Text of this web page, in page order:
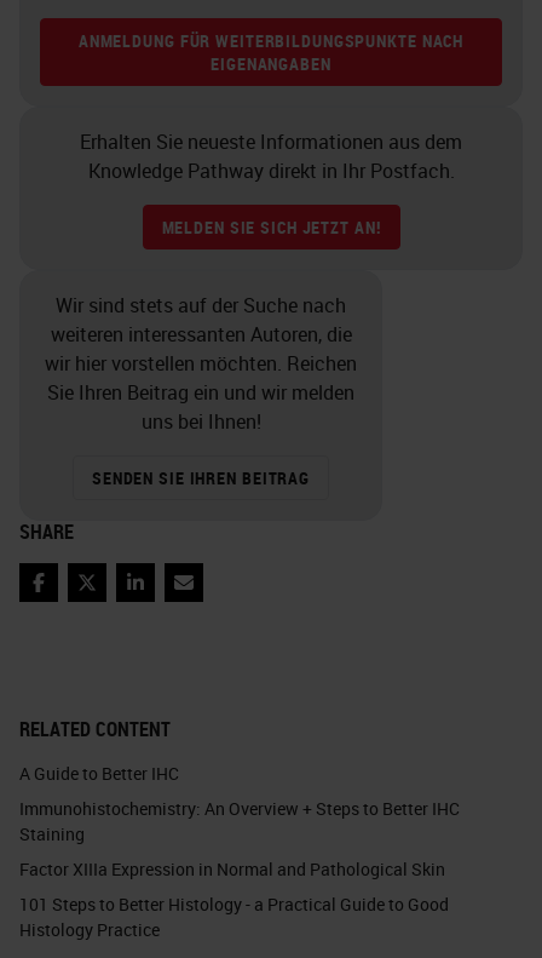
RELATED CONTENT
A Guide to Better IHC
Immunohistochemistry: An Overview + Steps to Better IHC
Staining
Factor XIIIa Expression in Normal and Pathological Skin
101 Steps to Better Histology - a Practical Guide to Good
Histology Practice
ANMELDUNG FÜR WEITERBILDUNGSPUNKTE NACH
EIGENANGABEN
Erhalten Sie neueste Informationen aus dem
Knowledge Pathway direkt in Ihr Postfach.
MELDEN SIE SICH JETZT AN!
Wir sind stets auf der Suche nach
weiteren interessanten Autoren, die
wir hier vorstellen möchten. Reichen
Sie Ihren Beitrag ein und wir melden
uns bei Ihnen!
SENDEN SIE IHREN BEITRAG
SHARE
Facebook
TwitterLinkedIn
Email